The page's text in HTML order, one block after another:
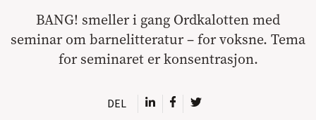
BANG! smeller i gang Ordkalotten med
seminar om barnelitteratur – for voksne. Tema
for seminaret er konsentrasjon.
DEL